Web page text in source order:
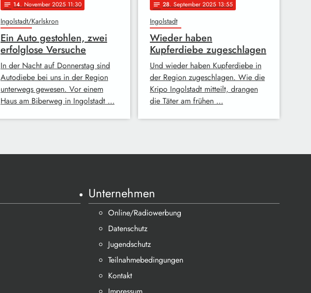
notes 14. November 2025 11:30
Ingolstadt/Karlskron
Ein Auto gestohlen, zwei
erfolglose Versuche
In der Nacht auf Donnerstag sind
Autodiebe bei uns in der Region
unterwegs gewesen. Vor einem
Haus am Biberweg in Ingolstadt …
notes 28. September 2025 13:55
Ingolstadt
Wieder haben
Kupferdiebe zugeschlagen
Und wieder haben Kupferdiebe in
der Region zugeschlagen. Wie die
Kripo Ingolstadt mitteilt, drangen
die Täter am frühen …
Unternehmen
Online/Radiowerbung
Datenschutz
Jugendschutz
Teilnahmebedingungen
Kontakt